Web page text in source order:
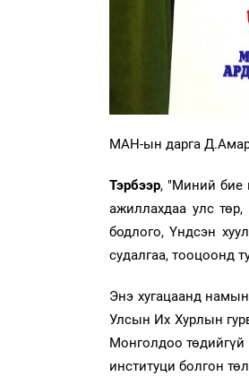
МАН-ын дарга
Тэрбээр, "Миний бие
ажиллахдаа улс
бодлого, Үндсэн
судалгаа, тооцоонд
Энэ хугацаанд
Улсын Их Хурлын
Монголдоо төдийгүй
институци болгон